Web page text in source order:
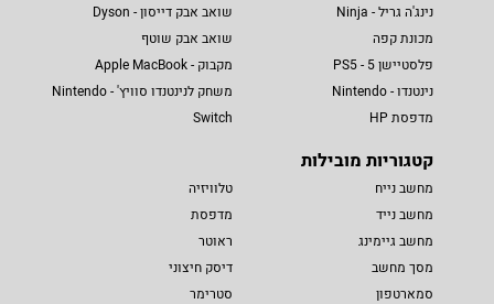
נינג'ה גריל - Ninja
מכונת קפה
פלסטיישן 5 - PS5
נינטנדו - Nintendo
מדפסת HP
שואב אבק דייסון - Dyson
שואב אבק שוטף
מקבוק - Apple MacBook
משחק לנינטנדו סוויץ' - Nintendo
Switch
קטגוריות מובילות
מחשב נייח
מחשב נייד
מחשב גיימינג
מסך מחשב
סמארטפון
טלוויזיה
מדפסת
ראוטר
דיסק חיצוני
סטרימר